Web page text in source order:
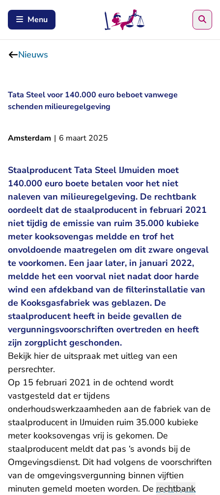
Menu
Nieuws
Tata Steel voor 140.000 euro beboet vanwege
schenden milieuregelgeving
Amsterdam | 6 maart 2025
Staalproducent Tata Steel IJmuiden moet
140.000 euro boete betalen voor het niet
naleven van milieuregelgeving. De rechtbank
oordeelt dat de staalproducent in februari 2021
niet tijdig de emissie van ruim 35.000 kubieke
meter kooksovengas meldde en trof het
onvoldoende maatregelen om dit zware ongeval
te voorkomen. Een jaar later, in januari 2022,
meldde het een voorval niet nadat door harde
wind een afdekband van de filterinstallatie van
de Kooksgasfabriek was geblazen. De
staalproducent heeft in beide gevallen de
vergunningsvoorschriften overtreden en heeft
zijn zorgplicht geschonden.
Bekijk hier- U verlaat Rechtspraak.nl
de uitspraak met uitleg van een
persrechter.
Op 15 februari 2021 in de ochtend wordt
vastgesteld dat er tijdens
onderhoudswerkzaamheden aan de fabriek van de
staalproducent in IJmuiden ruim 35.000 kubieke
meter kooksovengas vrij is gekomen. De
staalproducent meldt dat pas ‘s avonds bij de
Omgevingsdienst. Dit had volgens de voorschriften
van de omgevingsvergunning binnen vijftien
minuten gemeld moeten worden. De rechtbank